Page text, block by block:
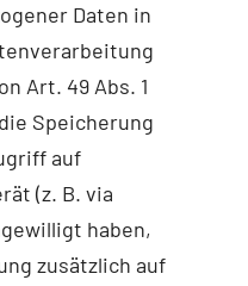
Daten in
Art. 49 Abs. 1
Speicherung
auf
(z. B. via
haben,
zusätzlich auf